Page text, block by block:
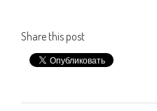
Share this post